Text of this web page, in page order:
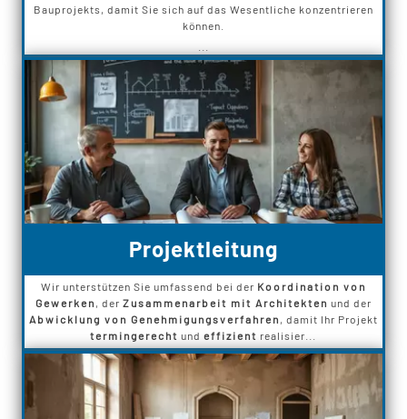
Bauprojekts, damit Sie sich auf das Wesentliche konzentrieren
können.
Projektleitung
Wir unterstützen Sie umfassend bei der Koordination von
Gewerken , der Zusammenarbeit mit Architekten und der
Abwicklung von Genehmigungsverfahren , damit Ihr Projekt
termingerecht undeffizient realisier...